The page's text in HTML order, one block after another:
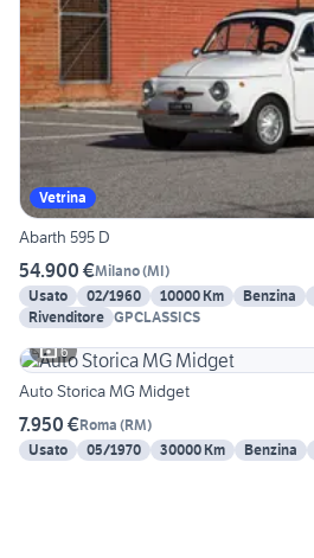
Vetrina
Abarth 595 D
54.900 €Milano(MI)
Usato
02/1960 10000 Km Benzina
Rivenditore GPCLASSICS
6
Auto Storica MG Midget
7.950 €Roma (RM)
Usato
05/1970 30000 Km Benzina